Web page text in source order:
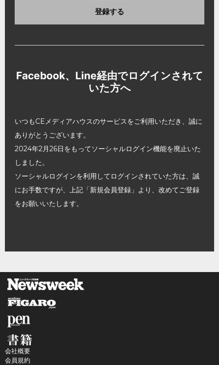
登録する
Facebook、Line経由でログインされて
いた方へ
いつもCEメディアハウスのサービスをご利用いただき、誠に
ありがとうございます。
2024年2月26日をもってソーシャルログイン機能を廃止いた
しました。
ソーシャルログインを利用してログインされていた方は、誠
にお手数ですが、上記「新規会員登録」より、改めてご登録
をお願いいたします。
会社概要
会員規約